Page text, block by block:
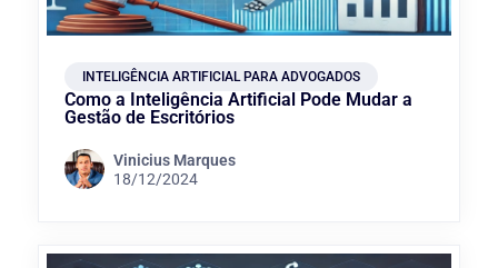
INTELIGÊNCIA ARTIFICIAL PARA ADVOGADOS
Como a Inteligência Artificial Pode Mudar a
Gestão de Escritórios
Vinicius Marques
18/12/2024